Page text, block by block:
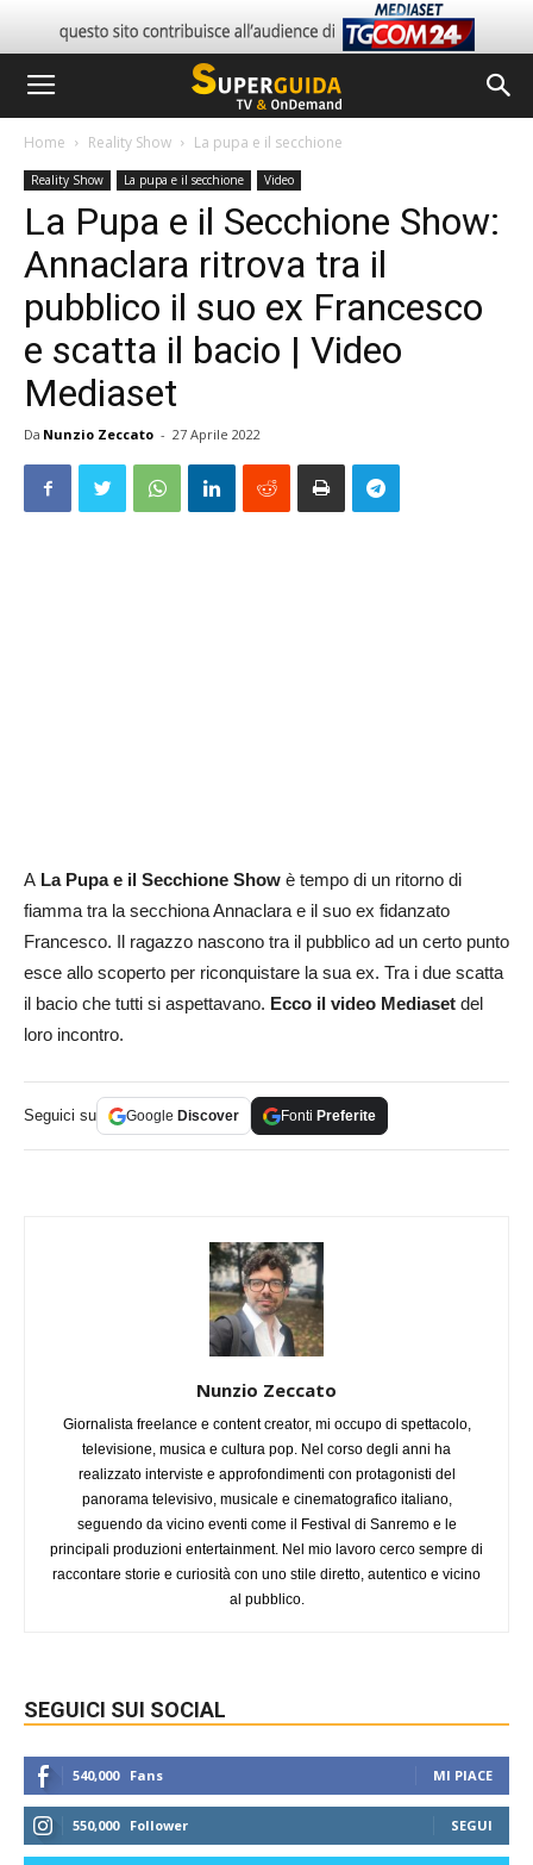
Home Reality Show La pupa e il secchione
Reality Show La pupa e il secchione Video
La Pupa e il Secchione Show:
Annaclara ritrova tra il
pubblico il suo ex Francesco
e scatta il bacio | Video
Mediaset
Da Nunzio Zeccato - 27 Aprile 2022
A La Pupa e il Secchione Show è tempo di un ritorno di
fiamma tra la secchiona Annaclara e il suo ex fidanzato
Francesco. Il ragazzo nascono tra il pubblico ad un certo punto
esce allo scoperto per riconquistare la sua ex. Tra i due scatta
il bacio che tutti si aspettavano. Ecco il video Mediaset del
loro incontro.
Seguici su Google Discover Fonti Preferite
Nunzio Zeccato
Giornalista freelance e content creator, mi occupo di spettacolo,
televisione, musica e cultura pop. Nel corso degli anni ha
realizzato interviste e approfondimenti con protagonisti del
panorama televisivo, musicale e cinematografico italiano,
seguendo da vicino eventi come il Festival di Sanremo e le
principali produzioni entertainment. Nel mio lavoro cerco sempre di
raccontare storie e curiosità con uno stile diretto, autentico e vicino
al pubblico.
SEGUICI SUI SOCIAL
540,000 Fans MI PIACE
550,000 Follower SEGUI